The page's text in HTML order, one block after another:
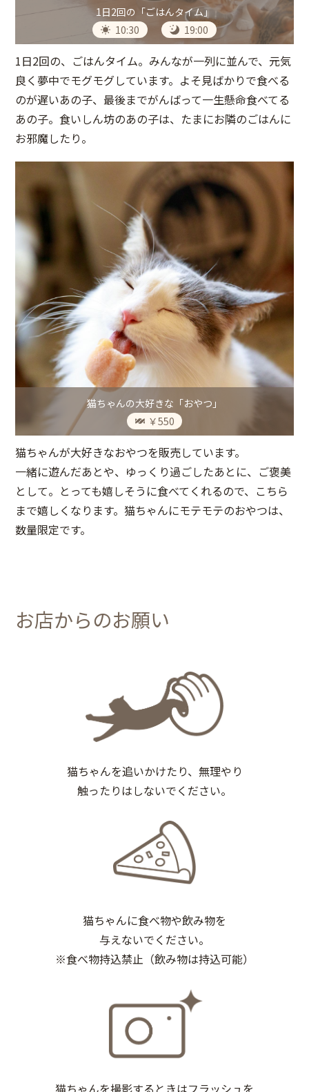
1日2回の「ごはんタイム」
10:30
19:00
1日2回の、ごはんタイム。みんなが一列に並んで、元気
良く夢中でモグモグしています。よそ見ばかりで食べる
のが遅いあの子、最後までがんばって一生懸命食べてる
あの子。食いしん坊のあの子は、たまにお隣のごはんに
お邪魔したり。
猫ちゃんの大好きな「おやつ」
￥550
猫ちゃんが大好きなおやつを販売しています。
一緒に遊んだあとや、ゆっくり過ごしたあとに、ご褒美
として。とっても嬉しそうに食べてくれるので、こちら
まで嬉しくなります。猫ちゃんにモテモテのおやつは、
数量限定です。
お店からのお願い
猫ちゃんを追いかけたり、無理やり
触ったりはしないでください。
猫ちゃんに食べ物や飲み物を
与えないでください。
※食べ物持込禁止（飲み物は持込可能）
猫ちゃんを撮影するときはフラッシュを